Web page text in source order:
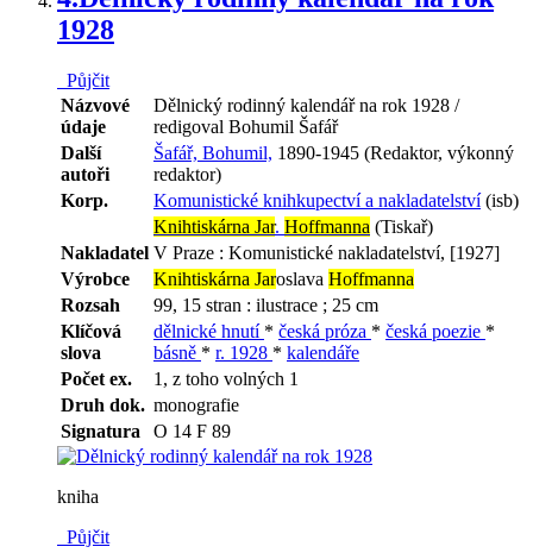
1928
Půjčit
Názvové
údaje
Dělnický rodinný kalendář na rok 1928 /
redigoval Bohumil Šafář
Další
autoři
Šafář, Bohumil, 1890-1945 (Redaktor, výkonný
redaktor)
Korp.
Komunistické knihkupectví a nakladatelství(isb)
Knihtiskárna Jar. Hoffmanna (Tiskař)
Nakladatel V Praze : Komunistické nakladatelství, [1927]
Výrobce
Knihtiskárna Jaroslava Hoffmanna
Rozsah
99, 15 stran : ilustrace ; 25 cm
Klíčová
slova
dělnické hnutí * česká próza * česká poezie *
básně * r. 1928 * kalendáře
Počet ex.
1, z toho volných 1
Druh dok. monografie
Signatura
O 14 F 89
kniha
Půjčit